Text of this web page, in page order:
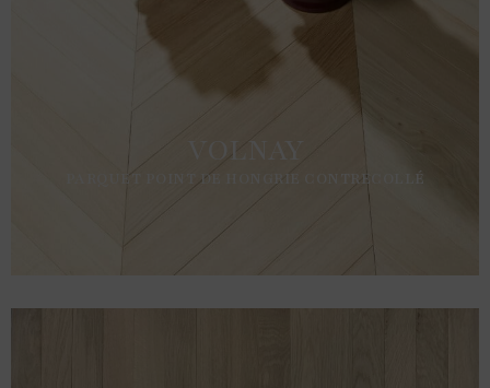
VOLNAY
PARQUET POINT DE HONGRIE CONTRECOLLÉ